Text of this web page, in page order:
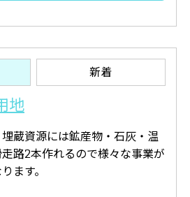
新着
地
蔵資源には鉱産物・石灰・温
路2本作れるので様々な事業が
ます。